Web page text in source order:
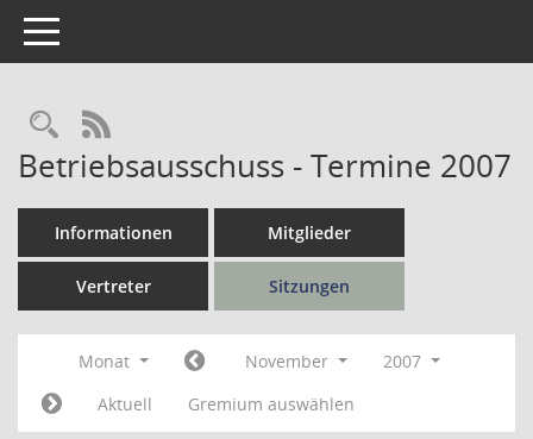
Toggle navigation
Rechercheauswahl
RSS-Feed
Betriebsausschuss - Termine 2007
Informationen Mitglieder
Vertreter Sitzungen
Monat November
2007
Aktuell
Gremium auswählen